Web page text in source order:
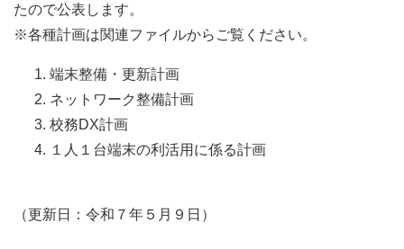
たので公表します。
※各種計画は関連ファイルからご覧ください。
端末整備・更新計画
ネットワーク整備計画
校務DX計画
１人１台端末の利活用に係る計画
（更新日：令和７年５月９日）